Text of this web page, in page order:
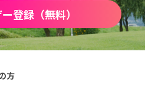
登録（無料）
方